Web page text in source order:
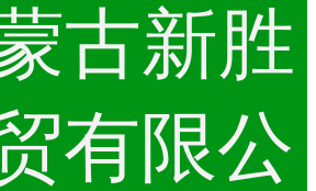
古新胜
有限公